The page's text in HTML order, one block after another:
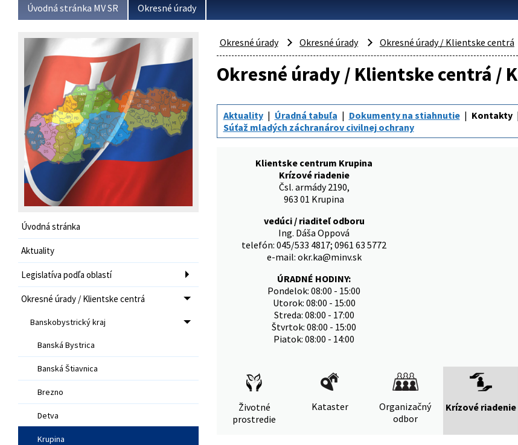
Úvodná stránka MV SR Okresné úrady
Úvodná stránka
Aktuality
Legislatíva podľa oblastí
Okresné úrady / Klientske centrá
Banskobystrický kraj
Banská Bystrica
Banská Štiavnica
Brezno
Detva
Krupina
Okresné úrady Okresné úrady Okresné úrady / Klientske centrá
Okresné úrady / Klientske centrá /
Aktuality Úradná tabuľa Dokumenty na stiahnutie Kontakty
Súťaž mladých záchranárov civilnej ochrany
Klientske centrum Krupina
Krízové riadenie
Čsl. armády 2190,
963 01 Krupina
vedúci / riaditeľ odboru
Ing. Dáša Oppová
telefón: 045/533 4817; 0961 63 5772
e-mail: okr.ka@minv.sk
ÚRADNÉ HODINY:
Pondelok: 08:00 - 15:00
Utorok: 08:00 - 15:00
Streda: 08:00 - 17:00
Štvrtok: 08:00 - 15:00
Piatok: 08:00 - 14:00
Životné
prostredie
Kataster
Organizačný
odbor
Krízové riadenie